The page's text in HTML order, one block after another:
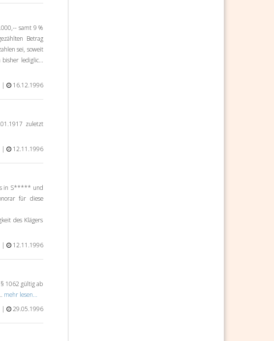
samt 9 %
Betrag
sei, soweit
lediglic...
| 16.12.1996
zuletzt
| 12.11.1996
in S***** und
für diese
des Klägers
| 12.11.1996
1062 gültig ab
mehr lesen...
| 29.05.1996